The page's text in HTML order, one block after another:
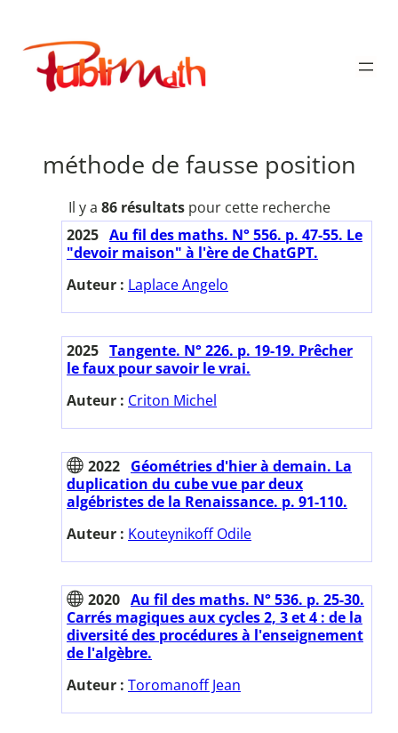
contenu
Publimath
méthode de fausse position
Il y a 86 résultatspour cette recherche
2025 Au fil des maths. N° 556. p. 47-55. Le
"devoir maison" à l'ère de ChatGPT.
Auteur : Laplace Angelo
2025 Tangente. N° 226. p. 19-19. Prêcher
le faux pour savoir le vrai.
Auteur : Criton Michel
2022 Géométries d'hier à demain. La
duplication du cube vue par deux
algébristes de la Renaissance. p. 91-110.
Auteur : Kouteynikoff Odile
2020 Au fil des maths. N° 536. p. 25-30.
Carrés magiques aux cycles 2, 3 et 4 : de la
diversité des procédures à l'enseignement
de l'algèbre.
Auteur : Toromanoff Jean